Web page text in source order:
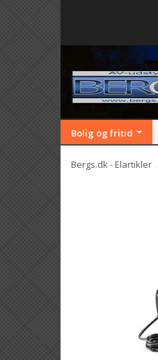
Bolig og fritid
Bergs.dk - Elartikler